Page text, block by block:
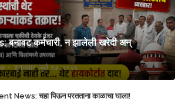
कर्मचारी, न झालेली खरेदी अन्
शुक्रवार, जुलै १७, २०२६
News: चहा पिऊन परतताना काळाचा घाला!